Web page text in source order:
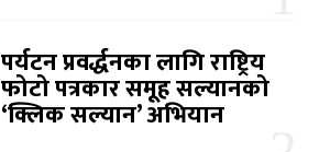
पर्यटन प्रवर्द्धनका लागि राष्ट्रिय
फोटो पत्रकार समूह सल्यानको
‘क्लिक सल्यान’ अभियान